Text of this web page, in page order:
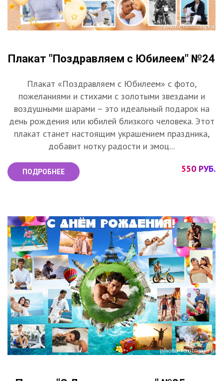
Плакат "Поздравляем с Юбилеем" №24
Плакат «Поздравляем с Юбилеем» с фото,
пожеланиями и стихами с золотыми звездами и
воздушными шарами – это идеальный подарок на
день рождения или юбилей близкого человека. Этот
плакат станет настоящим украшением праздника,
добавит нотку радости и эмоц...
ПОДРОБНЕЕ 550 РУБ.